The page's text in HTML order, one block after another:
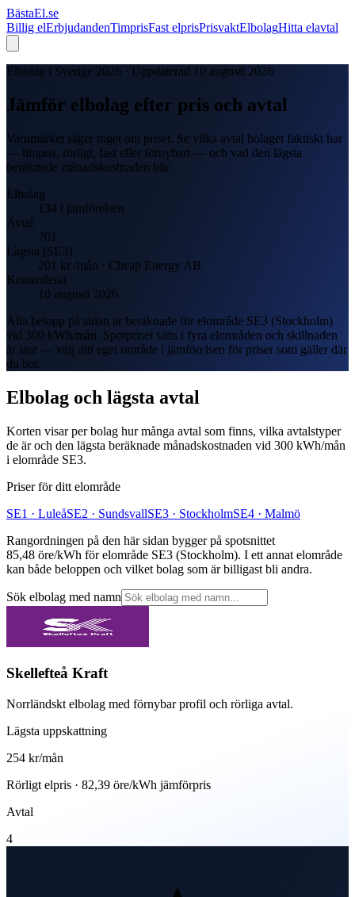
BästaEl.se
Billig elErbjudandenTimprisFast elprisPrisvaktElbolagHitta elavtal
Elbolag i Sverige 2026 · Uppdaterad 10 augusti 2026
Jämför elbolag efter pris och avtal
Varumärket säger inget om priset. Se vilka avtal bolaget faktiskt har
— timpris, rörligt, fast eller förnybart — och vad den lägsta
beräknade månadskostnaden blir.
Elbolag
134 i jämförelsen
Avtal
701
Lägsta (SE3)
201 kr /mån · Cheap Energy AB
Kontrollerat
10 augusti 2026
Alla belopp på sidan är beräknade för elområde SE3 (Stockholm)
vid 300 kWh/mån. Spotpriset sätts i fyra elområden och skillnaden
är stor — välj ditt eget område i jämförelsen för priser som gäller där
du bor.
Elbolag och lägsta avtal
Korten visar per bolag hur många avtal som finns, vilka avtalstyper
de är och den lägsta beräknade månadskostnaden vid 300 kWh/mån
i elområde SE3.
Priser för ditt elområde
SE1 · LuleåSE2 · SundsvallSE3 · StockholmSE4 · Malmö
Rangordningen på den här sidan bygger på spotsnittet
85,48 öre/kWh för elområde SE3 (Stockholm). I ett annat elområde
kan både beloppen och vilket bolag som är billigast bli andra.
Sök elbolag med namn
Skellefteå Kraft
Norrländskt elbolag med förnybar profil och rörliga avtal.
Lägsta uppskattning
254 kr/mån
Rörligt elpris · 82,39 öre/kWh jämförpris
Avtal
4